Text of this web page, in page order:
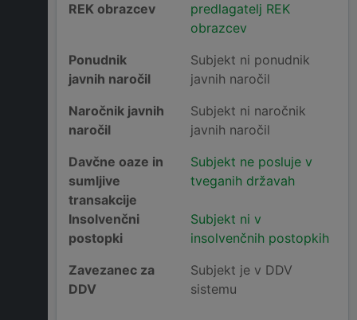
REK obrazcev
predlagatelj REK
obrazcev
Ponudnik
javnih naročil
Subjekt ni ponudnik
javnih naročil
Naročnik javnih
naročil
Subjekt ni naročnik
javnih naročil
Davčne oaze in
sumljive
transakcije
Subjekt ne posluje v
tveganih državah
Insolvenčni
postopki
Subjekt ni v
insolvenčnih postopkih
Zavezanec za
DDV
Subjekt je v DDV
sistemu